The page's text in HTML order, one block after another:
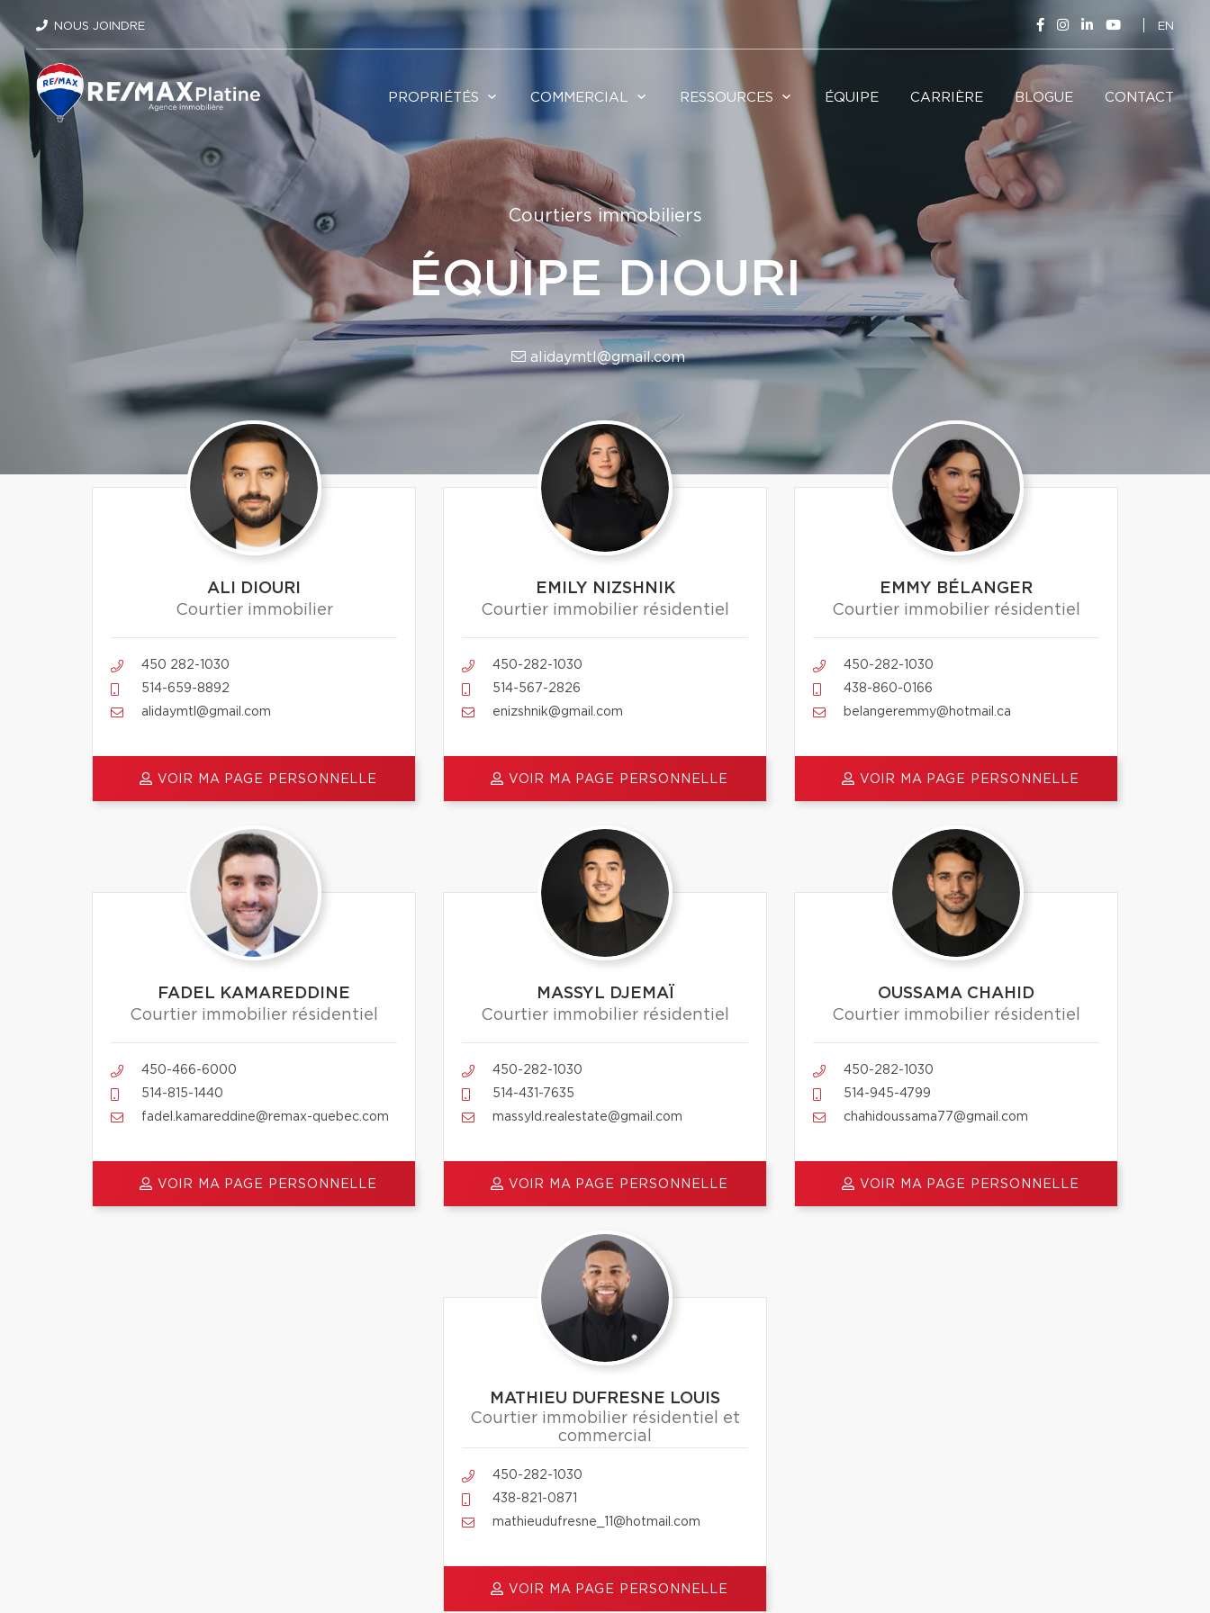
NOUS JOINDRE EN
PROPRIÉTÉS COMMERCIAL RESSOURCES ÉQUIPE CARRIÈRE BLOGUE CONTACT
Courtiers immobiliers
ÉQUIPE DIOURI
alidaymtl@gmail.com
ALI DIOURI
Courtier immobilier
450 282-1030
514-659-8892
alidaymtl@gmail.com
VOIR MA PAGE PERSONNELLE
EMILY NIZSHNIK
Courtier immobilier résidentiel
450-282-1030
514-567-2826
enizshnik@gmail.com
VOIR MA PAGE PERSONNELLE
EMMY BÉLANGER
Courtier immobilier résidentiel
450-282-1030
438-860-0166
belangeremmy@hotmail.ca
VOIR MA PAGE PERSONNELLE
FADEL KAMAREDDINE
Courtier immobilier résidentiel
450-466-6000
514-815-1440
fadel.kamareddine@remax-quebec.com
VOIR MA PAGE PERSONNELLE
MASSYL DJEMAÏ
Courtier immobilier résidentiel
450-282-1030
514-431-7635
massyld.realestate@gmail.com
VOIR MA PAGE PERSONNELLE
OUSSAMA CHAHID
Courtier immobilier résidentiel
450-282-1030
514-945-4799
chahidoussama77@gmail.com
VOIR MA PAGE PERSONNELLE
MATHIEU DUFRESNE LOUIS
Courtier immobilier résidentiel et
commercial
450-282-1030
438-821-0871
mathieudufresne_11@hotmail.com
VOIR MA PAGE PERSONNELLE